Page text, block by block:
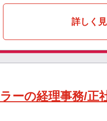
詳しく
ーの経理事務/正